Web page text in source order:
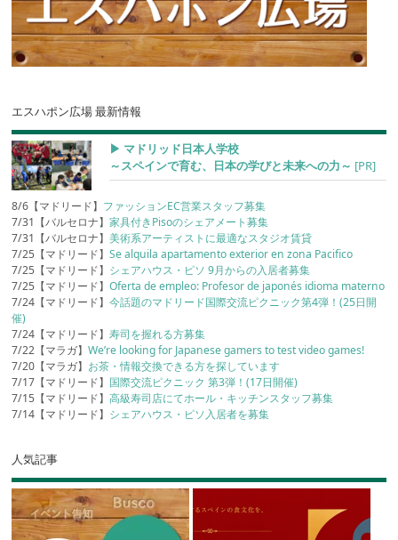
エスハポン広場 最新情報
▶︎ マドリッド日本人学校
～スペインで育む、日本の学びと未来への力～ [PR]
8/6【マドリード】 ファッションEC営業スタッフ募集
7/31【バルセロナ】家具付きPisoのシェアメート募集
7/31【バルセロナ】美術系アーティストに最適なスタジオ賃貸
7/25【マドリード】Se alquila apartamento exterior en zona Pacifico
7/25【マドリード】 シェアハウス・ピソ 9月からの入居者募集
7/25【マドリード】Oferta de empleo: Profesor de japonés idioma materno
7/24【マドリード】今話題のマドリード国際交流ピクニック第4弾！(25日開
催)
7/24【マドリード】寿司を握れる方募集
7/22【マラガ】We’re looking for Japanese gamers to test video games!
7/20【マラガ】 お茶・情報交換できる方を探しています
7/17【マドリード】 国際交流ピクニック 第3弾！(17日開催)
7/15【マドリード】高級寿司店にてホール・キッチンスタッフ募集
7/14【マドリード】 シェアハウス・ピソ入居者を募集
人気記事